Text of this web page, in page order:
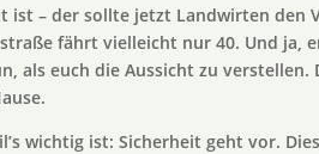
ist – der sollte jetzt Landwirten den
fährt vielleicht nur 40. Und ja,
als euch die Aussicht zu
wichtig ist: Sicherheit geht vor.